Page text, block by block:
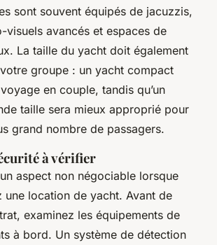
sont souvent équipés de jacuzzis,
visuels avancés et espaces de
La taille du yacht doit également
groupe : un yacht compact
en couple, tandis qu’un
taille sera mieux approprié pour
grand nombre de passagers.
à vérifier
aspect non négociable lorsque
une location de yacht. Avant de
examinez les équipements de
à bord. Un système de détection